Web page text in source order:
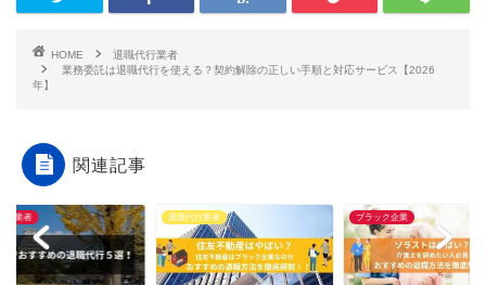
HOME
退職代行業者
業務委託は退職代行を使える？契約解除の正しい手順と対応サービス【2026
年】
関連記事
行業者 退職代行業者 ブラック企業